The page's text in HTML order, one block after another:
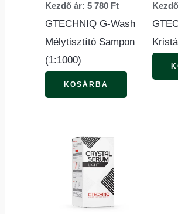
Kezdő ár:5 780 Ft
GTECHNIQ G-Wash
Mélytisztító Sampon
(1:1000)
KOSÁRBA
változatok
a